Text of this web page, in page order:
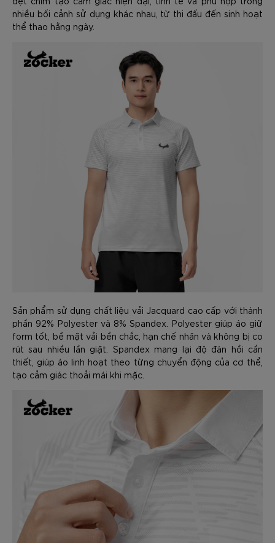
nhiều bối cảnh sử dụng khác nhau, từ thi đấu đến sinh hoạt
thể thao hằng ngày.
Sản phẩm sử dụng chất liệu vải Jacquard cao cấp với thành
phần 92% Polyester và 8% Spandex. Polyester giúp áo giữ
form tốt, bề mặt vải bền chắc, hạn chế nhăn và không bị co
rút sau nhiều lần giặt. Spandex mang lại độ đàn hồi cần
thiết, giúp áo linh hoạt theo từng chuyển động của cơ thể,
tạo cảm giác thoải mái khi mặc.